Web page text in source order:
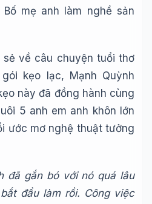
mẹ anh làm nghề sản
về câu chuyện tuổi thơ
kẹo lạc, Mạnh Quỳnh
này đã đồng hành cùng
5 anh em anh khôn lớn
ước mơ nghệ thuật tưởng
đã gắn bó với nó quá lâu
đầu làm rồi. Công việc